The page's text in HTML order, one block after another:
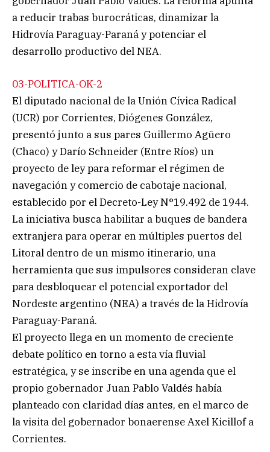
a reducir trabas burocráticas, dinamizar la
Hidrovía Paraguay-Paraná y potenciar el
desarrollo productivo del NEA.
03-POLITICA-OK-2
El diputado nacional de la Unión Cívica Radical
(UCR) por Corrientes, Diógenes González,
presentó junto a sus pares Guillermo Agüero
(Chaco) y Darío Schneider (Entre Ríos) un
proyecto de ley para reformar el régimen de
navegación y comercio de cabotaje nacional,
establecido por el Decreto-Ley N°19.492 de 1944.
La iniciativa busca habilitar a buques de bandera
extranjera para operar en múltiples puertos del
Litoral dentro de un mismo itinerario, una
herramienta que sus impulsores consideran clave
para desbloquear el potencial exportador del
Nordeste argentino (NEA) a través de la Hidrovía
Paraguay-Paraná.
El proyecto llega en un momento de creciente
debate político en torno a esta vía fluvial
estratégica, y se inscribe en una agenda que el
propio gobernador Juan Pablo Valdés había
planteado con claridad días antes, en el marco de
la visita del gobernador bonaerense Axel Kicillof a
Corrientes.